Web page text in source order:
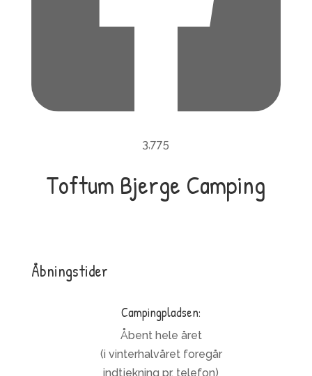
3,775
Toftum Bjerge Camping
Åbningstider
Campingpladsen:
Åbent hele året
(i vinterhalvåret foregår
indtjekning pr. telefon)